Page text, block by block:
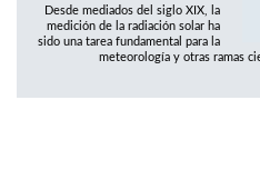
Desde mediados del siglo XIX, la
medición de la radiación solar ha
sido una tarea fundamental para la
meteorología y otras ramas